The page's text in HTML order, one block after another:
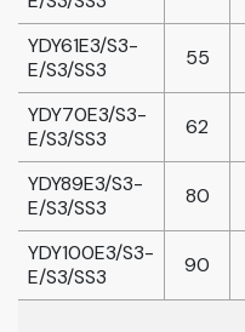
YDY61E3/S3-
E/S3/SS3
55
YDY70E3/S3-
E/S3/SS3
62
YDY89E3/S3-
E/S3/SS3
80
YDY100E3/S3-
E/S3/SS3
90